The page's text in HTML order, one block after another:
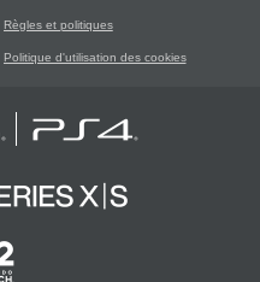
Règles et politiques
Politique d'utilisation des cookies